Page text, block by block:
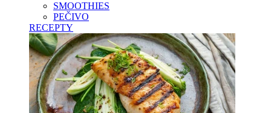
SMOOTHIES
PEČIVO
RECEPTY